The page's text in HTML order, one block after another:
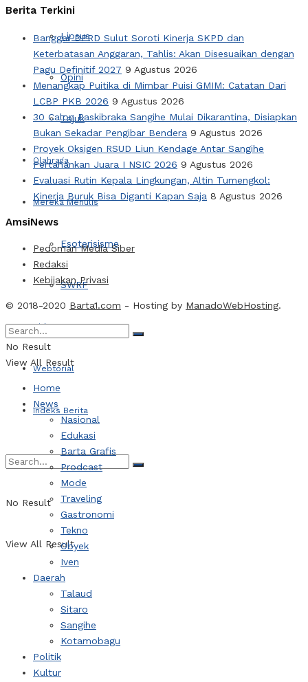
Lipsus
Opini
Tajuk
Olahraga
Mereka Menulis
Esoterisisme
SWRF
Video
Webtorial
Indeks Berita
No Result
View All Result
Berita Terkini
Banggar DPRD Sulut Soroti Kinerja SKPD dan
Keterbatasan Anggaran, Tahlis: Akan Disesuaikan dengan
Pagu Definitif 2027 9 Agustus 2026
Menangkap Puitika di Mimbar Puisi GMIM: Catatan Dari
LCBP PKB 2026 9 Agustus 2026
30 Calon Paskibraka Sangihe Mulai Dikarantina, Disiapkan
Bukan Sekadar Pengibar Bendera 9 Agustus 2026
Proyek Oksigen RSUD Liun Kendage Antar Sangihe
Pertahankan Juara I NSIC 2026 9 Agustus 2026
Evaluasi Rutin Kepala Lingkungan, Altin Tumengkol:
Kinerja Buruk Bisa Diganti Kapan Saja 8 Agustus 2026
AmsiNews
Pedoman Media Siber
Redaksi
Kebijakan Privasi
© 2018-2020 Barta1.com - Hosting by ManadoWebHosting.
No Result
View All Result
Home
News
Nasional
Edukasi
Barta Grafis
Prodcast
Mode
Traveling
Gastronomi
Tekno
Obyek
Iven
Daerah
Talaud
Sitaro
Sangihe
Kotamobagu
Politik
Kultur